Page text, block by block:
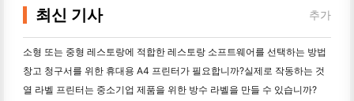
최신 기사 추가
소형 또는 중형 레스토랑에 적합한 레스토랑 소프트웨어를 선택하는 방법
창고 청구서를 위한 휴대용 A4 프린터가 필요합니까?실제로 작동하는 것
열 라벨 프린터는 중소기업 제품을 위한 방수 라벨을 만들 수 있습니까?